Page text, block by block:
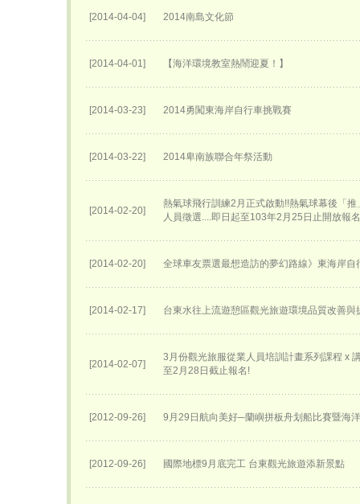
[2014-04-04] 2014南島文化節
[2014-04-01] 【海洋環境教室熱鬧迎夏！】
[2014-03-23] 2014勇闖東海岸自行車挑戰賽
[2014-03-22] 2014卑南族聯合年祭活動
[2014-02-20]
熱氣球飛行訓練2月正式啟動!!熱氣球幕後「
人員徵選....即日起至103年2月25日止開放報
[2014-02-20] 全球車友票選最想造訪的夢幻路線》東海岸自
[2014-02-17] 台東水往上流遊憩區觀光旅遊環境品質改善與
[2014-02-07]
3月份觀光旅服從業人員培訓計畫系列課程 x
至2月28日截止報名!
[2012-09-26] 9月29日航向美好─蘭嶼拼板舟划船比賽暨海
[2012-09-26] 國際地標9月底完工 台東觀光旅遊添新景點